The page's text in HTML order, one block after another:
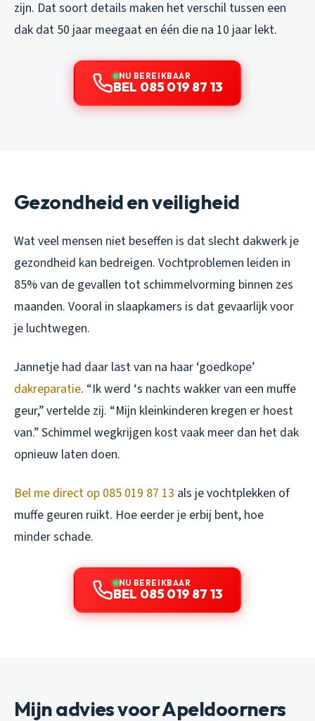
zijn. Dat soort details maken het verschil tussen een
dak dat 50 jaar meegaat en één die na 10 jaar lekt.
NU BEREIKBAAR
BEL 085 019 87 13
Gezondheid en veiligheid
Wat veel mensen niet beseffen is dat slecht dakwerk je
gezondheid kan bedreigen. Vochtproblemen leiden in
85% van de gevallen tot schimmelvorming binnen zes
maanden. Vooral in slaapkamers is dat gevaarlijk voor
je luchtwegen.
Jannetje had daar last van na haar ‘goedkope’
dakreparatie. “Ik werd ‘s nachts wakker van een muffe
geur,” vertelde zij. “Mijn kleinkinderen kregen er hoest
van.” Schimmel wegkrijgen kost vaak meer dan het dak
opnieuw laten doen.
Bel me direct op 085 019 87 13 als je vochtplekken of
muffe geuren ruikt. Hoe eerder je erbij bent, hoe
minder schade.
NU BEREIKBAAR
BEL 085 019 87 13
Mijn advies voor Apeldoorners